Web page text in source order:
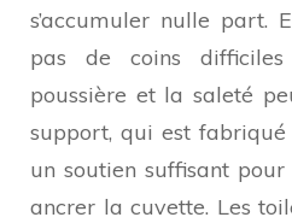
s’accumuler nulle part.
pas de coins
poussière et la saleté
support, qui est
un soutien suffisant
ancrer la cuvette. Les